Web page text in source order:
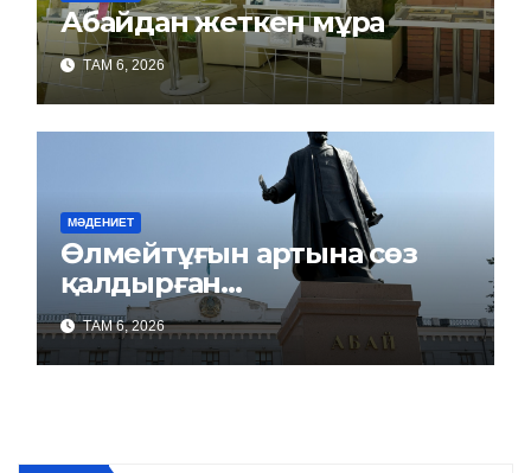
Абайдан жеткен мұра
ТАМ 6, 2026
МӘДЕНИЕТ
Өлмейтұғын артына сөз
қалдырған…
ТАМ 6, 2026